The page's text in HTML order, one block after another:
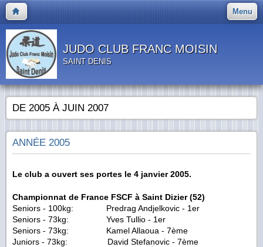
Menu
JUDO CLUB FRANC MOISIN
SAINT DENIS
DE 2005 À JUIN 2007
ANNÉE 2005
Le club a ouvert ses portes le 4 janvier 2005.
Championnat de France FSCF à Saint Dizier (52)
Seniors - 100kg: Predrag Andjelkovic - 1er
Seniors - 73kg: Yves Tullio - 1er
Seniors - 73kg: Kamel Allaoua - 7ème
Juniors - 73kg: David Stefanovic - 7ème